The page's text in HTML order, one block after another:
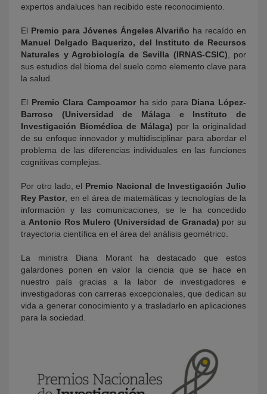
expertos andaluces han recibido este reconocimiento.
El Premio para Jóvenes Ángeles Alvariño ha recaído en
Manuel Delgado Baquerizo, del Instituto de Recursos
Naturales y Agrobiología de Sevilla (IRNAS-CSIC) , por
sus estudios del bioma del suelo como elemento clave para
la salud.
El Premio Clara Campoamorha sido para Diana López-
Barroso (Universidad de Málaga e Instituto de
Investigación Biomédica de Málaga) por la originalidad
de su enfoque innovador y multidisciplinar para abordar el
problema de las diferencias individuales en las funciones
cognitivas complejas.
Por otro lado, el Premio Nacional de Investigación Julio
Rey Pastor , en el área de matemáticas y tecnologías de la
información y las comunicaciones, se le ha concedido
a Antonio Ros Mulero (Universidad de Granada) por su
trayectoria científica en el área del análisis geométrico.
La ministra Diana Morant ha destacado que estos
galardones ponen en valor la ciencia que se hace en
nuestro país gracias a la labor de investigadores e
investigadoras con carreras excepcionales, que dedican su
vida a generar conocimiento y a trasladarlo en aplicaciones
para la sociedad.